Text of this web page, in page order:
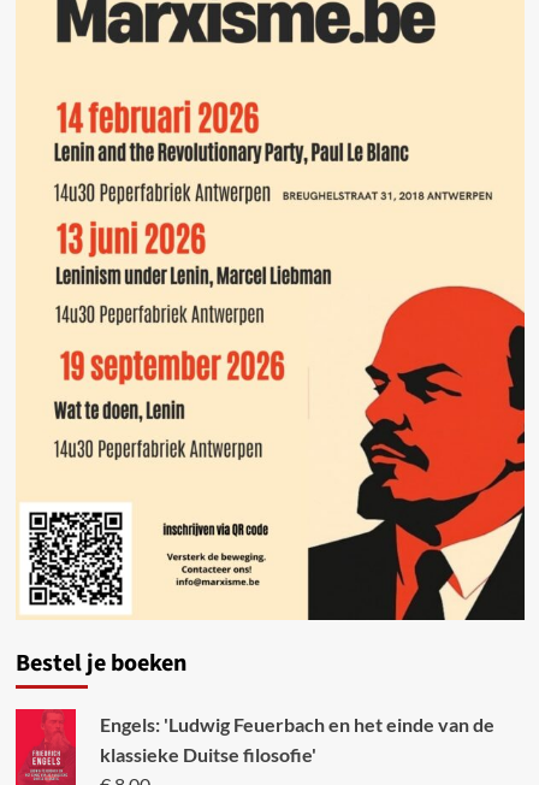
naar
aanleiding
verdedigend
eenheidsfront
Bestel je boeken
Engels: 'Ludwig Feuerbach en het einde van de
klassieke Duitse filosofie'